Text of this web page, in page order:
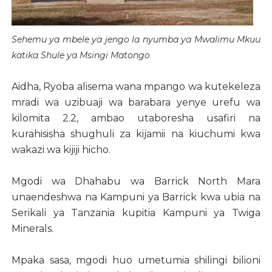
Sehemu ya mbele ya jengo la nyumba ya Mwalimu Mkuu
katika Shule ya Msingi Matongo
Aidha, Ryoba alisema wana mpango wa kutekeleza
mradi wa uzibuaji wa barabara yenye urefu wa
kilomita 2.2, ambao utaboresha usafiri na
kurahisisha shughuli za kijamii na kiuchumi kwa
wakazi wa kijiji hicho.
Mgodi wa Dhahabu wa Barrick North Mara
unaendeshwa na Kampuni ya Barrick kwa ubia na
Serikali ya Tanzania kupitia Kampuni ya Twiga
Minerals.
Mpaka sasa, mgodi huo umetumia shilingi bilioni